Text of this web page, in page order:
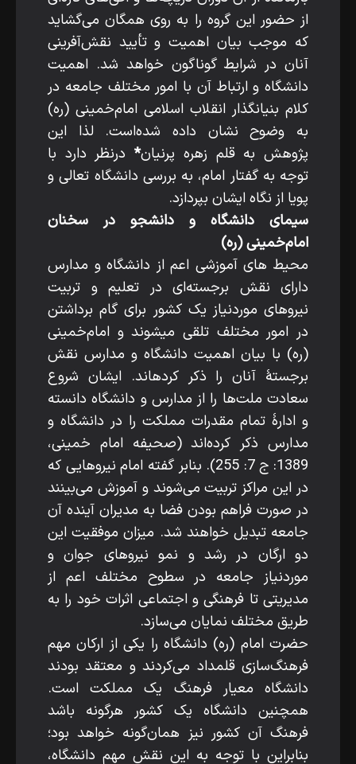
از حضور این گروه را به روی همگان می‌گشاید
که موجب بیان اهمیت و تأیید نقش‌آفرینی
آنان در شرایط گوناگون خواهد شد. اهمیت
دانشگاه و ارتباط آن با امور مختلف جامعه در
کلام بنیان­گذار انقلاب اسلامی امام‌خمینی (ره)
به­ وضوح نشان داده شده‌است. لذا این
پژوهش به قلم زهره پرنیان*درنظر دارد با
توجه به گفتار امام، به بررسی دانشگاه تعالی و
پویا از نگاه ایشان بپردازد.
سیمای دانشگاه و دانشجو در سخنان
امام‌خمینی (ره)
محیط‌ های آموزشی اعم از دانشگاه و مدارس
دارای نقش برجسته‌ای در تعلیم و تربیت
نیروهای موردنیاز یک کشور برای گام برداشتن
در امور مختلف تلقی می­شوند و امام‌خمینی
(ره) با بیان اهمیت دانشگاه و مدارس نقش
برجستۀ آنان را ذکر کرده­اند. ایشان شروع
سعادت ملت‌ها را از مدارس و دانشگاه دانسته‌
و ادارۀ تمام مقدرات مملکت را در دانشگاه و
مدارس ذکر کرده‌اند (‌صحیفه امام خمینی،
1389: ج 7: 255). بنابر گفته امام نیروهایی که
در این مراکز تربیت می‌شوند و آموزش می‌بینند
در صورت فراهم بودن فضا به مدیران آینده آن
جامعه تبدیل خواهند شد. میزان موفقیت این
دو ارگان در رشد و نمو نیروهای جوان و
موردنیاز جامعه در سطوح مختلف اعم از
مدیریتی تا فرهنگی و اجتماعی اثرات خود را به
طریق مختلف نمایان می‌سازد.
حضرت امام (ره) دانشگاه را یکی از ارکان مهم
فرهنگ‌سازی قلمداد می‌کردند و معتقد بودند
دانشگاه معیار فرهنگ یک مملکت است.
همچنین دانشگاه یک کشور هرگونه باشد
فرهنگ آن کشور نیز همان‌گونه خواهد بود؛
بنابراین با توجه به این نقش مهم دانشگاه،